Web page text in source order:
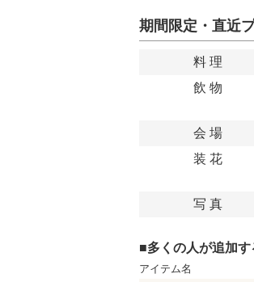
期間限定・直近
料 理
飲 物
会 場
装 花
写 真
■多くの人が追加す
アイテム名